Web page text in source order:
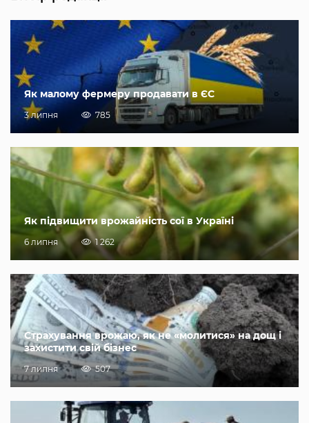
Як малому фермеру продавати в ЄС
3 липня 785
Як підвищити врожайність сої в Україні
6 липня 1 262
Страхування врожаю, як не «молитися» на дощ і
захистити свій бізнес
7 липня 507